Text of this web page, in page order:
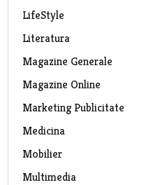
LifeStyle
Literatura
Magazine Generale
Magazine Online
Marketing Publicitate
Medicina
Mobilier
Multimedia